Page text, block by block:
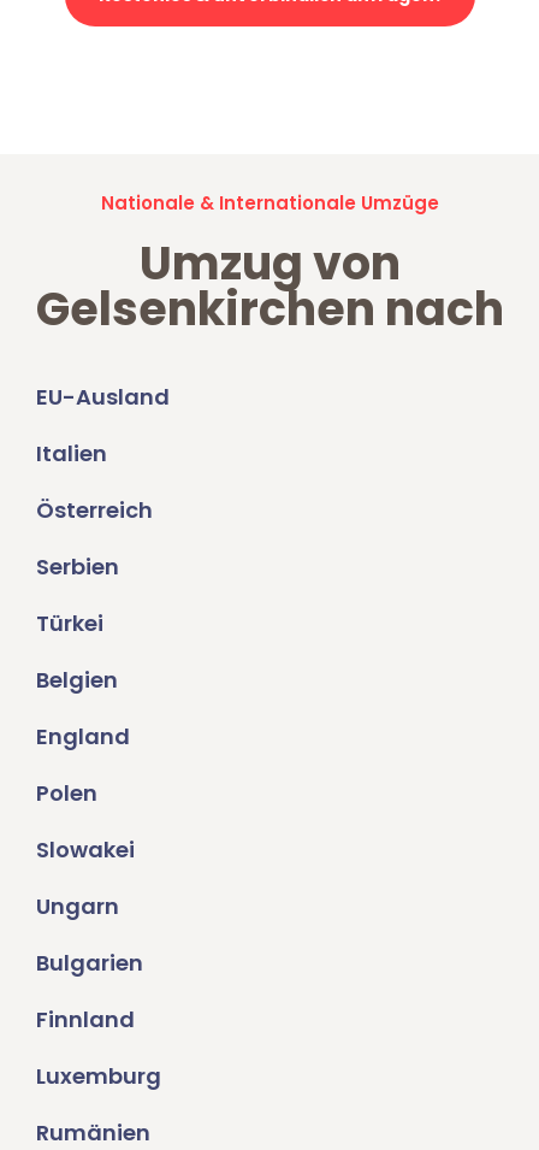
Nationale & Internationale Umzüge
Umzug von
Gelsenkirchen nach
EU-Ausland
Italien
Österreich
Serbien
Türkei
Belgien
England
Polen
Slowakei
Ungarn
Bulgarien
Finnland
Luxemburg
Rumänien